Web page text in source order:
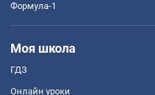
Формула-1
Моя школа
ГДЗ
Онлайн уроки